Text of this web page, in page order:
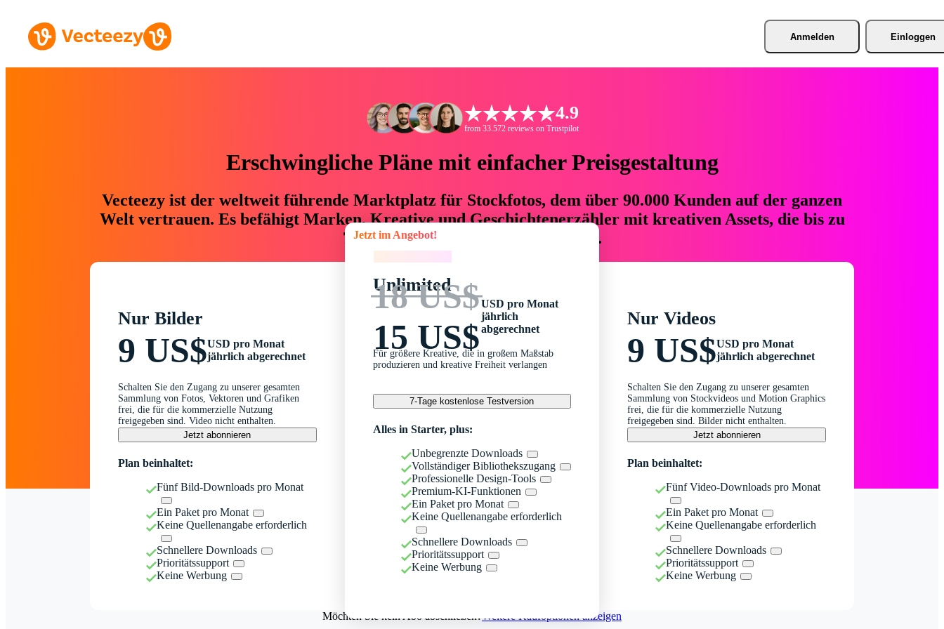
Anmelden Einloggen
4.9
from 33.572 reviews on Trustpilot
Erschwingliche Pläne mit einfacher Preisgestaltung
Vecteezy ist der weltweit führende Marktplatz für Stockfotos, dem über 90.000 Kunden auf der ganzen
Welt vertrauen. Es befähigt Marken, Kreative und Geschichtenerzähler mit kreativen Assets, die bis zu
76 % an Zeit und Budget einsparen.
Nur Bilder
9 US$USD pro Monat
jährlich abgerechnet
Schalten Sie den Zugang zu unserer gesamten
Sammlung von Fotos, Vektoren und Grafiken
frei, die für die kommerzielle Nutzung
freigegeben sind. Video nicht enthalten.
Jetzt abonnieren
Plan beinhaltet:
Fünf Bild-Downloads pro Monat
Ein Paket pro Monat
Keine Quellenangabe erforderlich
Schnellere Downloads
Prioritätssupport
Keine Werbung
Jetzt im Angebot!
Unlimited
18 US$
15 US$
USD pro Monat
jährlich
abgerechnet
Für größere Kreative, die in großem Maßstab
produzieren und kreative Freiheit verlangen
7-Tage kostenlose Testversion
Alles in Starter, plus:
Unbegrenzte Downloads
Vollständiger Bibliothekszugang
Professionelle Design-Tools
Premium-KI-Funktionen
Ein Paket pro Monat
Keine Quellenangabe erforderlich
Schnellere Downloads
Prioritätssupport
Keine Werbung
Nur Videos
9 US$USD pro Monat
jährlich abgerechnet
Schalten Sie den Zugang zu unserer gesamten
Sammlung von Stockvideos und Motion Graphics
frei, die für die kommerzielle Nutzung
freigegeben sind. Bilder nicht enthalten.
Jetzt abonnieren
Plan beinhaltet:
Fünf Video-Downloads pro Monat
Ein Paket pro Monat
Keine Quellenangabe erforderlich
Schnellere Downloads
Prioritätssupport
Keine Werbung
Möchten Sie kein Abo abschließen?Weitere Kaufoptionen anzeigen